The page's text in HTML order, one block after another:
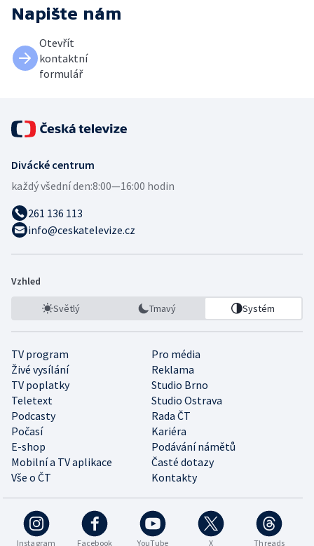
Napište nám
Otevřít
kontaktní
formulář
Divácké centrum
každý všední den:8:00—16:00 hodin
261 136 113
info@ceskatelevize.cz
Vzhled
Světlý Tmavý Systém
TV program
Pro média
Živé vysílání
Reklama
TV poplatky
Studio Brno
Teletext
Studio Ostrava
Podcasty
Rada ČT
Počasí
Kariéra
E-shop
Podávání námětů
Mobilní a TV aplikace
Časté dotazy
Vše o ČT
Kontakty
Instagram Facebook YouTube X Threads